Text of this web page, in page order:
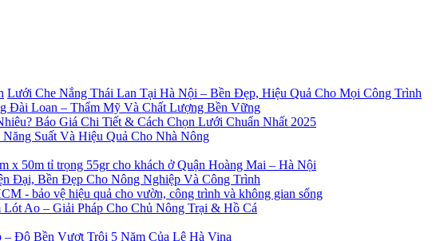
Lưới Che Nắng Thái Lan Tại Hà Nội – Bền Đẹp, Hiệu Quả Cho Mọi Công Trình
Đài Loan – Thẩm Mỹ Và Chất Lượng Bền Vững
Báo Giá Chi Tiết & Cách Chọn Lưới Chuẩn Nhất 2025
Suất Và Hiệu Quả Cho Nhà Nông
x 50m tỉ trọng 55gr cho khách ở Quận Hoàng Mai – Hà Nội
Đại, Bền Đẹp Cho Nông Nghiệp Và Công Trình
- bảo vệ hiệu quả cho vườn, công trình và không gian sống
Ao – Giải Pháp Cho Chủ Nông Trại & Hồ Cá
Độ Bền Vượt Trội 5 Năm Của Lê Hà Vina